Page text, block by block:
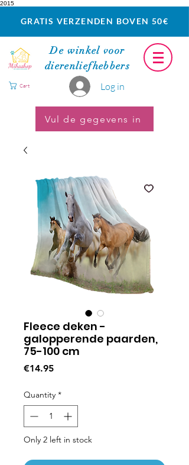
2015
GRATIS VERZENDEN BOVEN 50€
De winkel voor
dierenliefhebbers
Log in
Cart
Vul de gegevens in
Fleece deken -
galopperende paarden,
75-100 cm
€14.95Price
Quantity *
Only 2 left in stock